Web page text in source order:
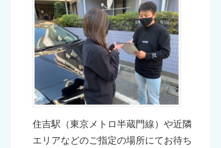
住吉駅（東京メトロ半蔵門線）や近隣
エリアなどのご指定の場所にてお待ち